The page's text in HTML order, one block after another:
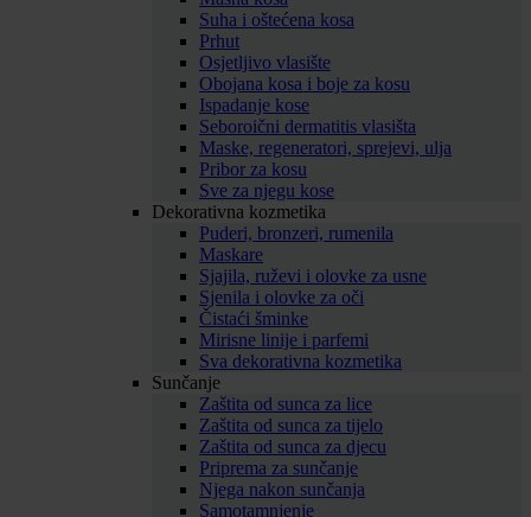
Suha i oštećena kosa
Prhut
Osjetljivo vlasište
Obojana kosa i boje za kosu
Ispadanje kose
Seboroični dermatitis vlasišta
Maske, regeneratori, sprejevi, ulja
Pribor za kosu
Sve za njegu kose
Dekorativna kozmetika
Puderi, bronzeri, rumenila
Maskare
Sjajila, ruževi i olovke za usne
Sjenila i olovke za oči
Čistaći šminke
Mirisne linije i parfemi
Sva dekorativna kozmetika
Sunčanje
Zaštita od sunca za lice
Zaštita od sunca za tijelo
Zaštita od sunca za djecu
Priprema za sunčanje
Njega nakon sunčanja
Samotamnjenje